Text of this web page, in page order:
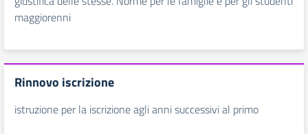
maggiorenni
Rinnovo iscrizione
istruzione per la iscrizione agli anni successivi al primo